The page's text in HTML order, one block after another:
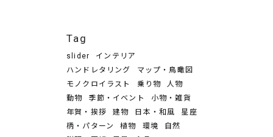
Tag
slider
インテリア
ハンドレタリング
マップ・鳥瞰図
モノクロイラスト
乗り物
人物
動物
季節・イベント
小物・雑貨
年賀・挨拶
建物 日本・和風
星座
柄・パターン
植物 環境
自然